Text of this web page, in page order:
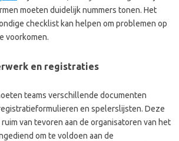
moeten duidelijk nummers tonen. Het
checklist kan helpen om problemen op
voorkomen.
en registraties
teams verschillende documenten
en spelerslijsten. Deze
van tevoren aan de organisatoren van het
om te voldoen aan de